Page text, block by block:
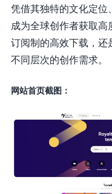
凭借其独特的文化定位
成为全球创作者获取
订阅制的高效下载，还
不同层次的创作需求。
网站首页截图：